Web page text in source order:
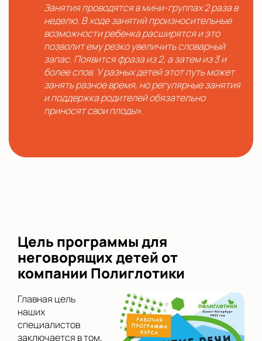
Занятия проводятся в мини-группах 2 раза в
неделю. В ходе занятий произносительные
возможности ребенка расширятся и это
позволит ему резко увеличить словарный
запас. Появится фраза из 2, а затем из 3 и
более слов. У разных детей этот путь может
занять разное время, но регулярные занятия
и поддержка родителей обязательно
приносят свои плоды».
Цель программы для
неговорящих детей от
компании Полиглотики
Главная цель
наших
специалистов
заключается в том,